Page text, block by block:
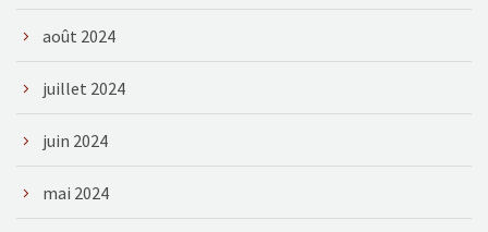
août 2024
juillet 2024
juin 2024
mai 2024